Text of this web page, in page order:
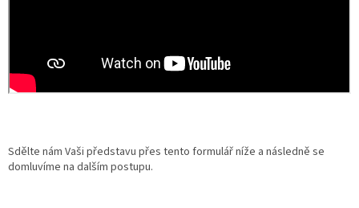
Sdělte nám Vaši představu přes tento formulář níže a následně se
domluvíme na dalším postupu.